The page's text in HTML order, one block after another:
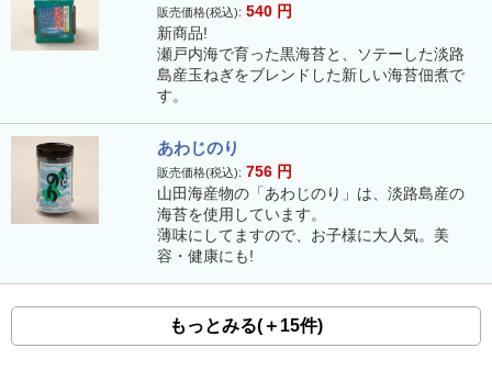
販売価格(税込): 540 円
新商品!
瀬戸内海で育った黒海苔と、ソテーした淡路
島産玉ねぎをブレンドした新しい海苔佃煮で
す。
あわじのり
販売価格(税込): 756 円
山田海産物の「あわじのり」は、淡路島産の
海苔を使用しています。
薄味にしてますので、お子様に大人気。美
容・健康にも!
もっとみる(＋15件)